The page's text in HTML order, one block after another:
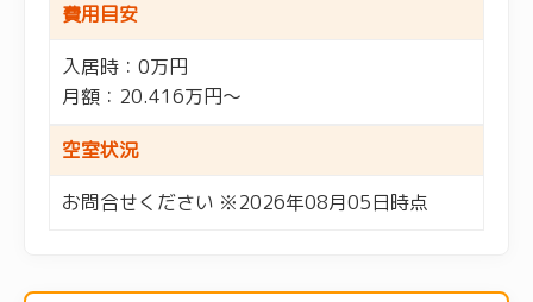
費用目安
入居時：0万円
月額：20.416万円～
空室状況
お問合せください ※2026年08月05日時点